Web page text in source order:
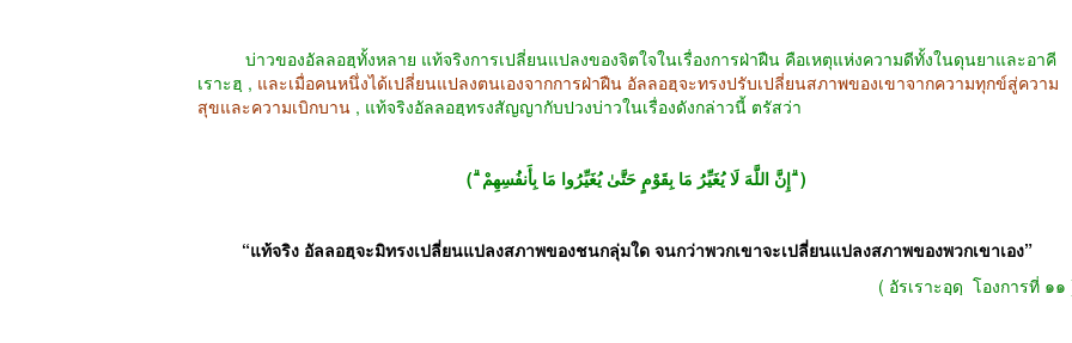
บ่าวของอัลลอฮฺทั้งหลาย แท้จริงการเปลี่ยนแปลงของจิตใจในเรื่องการฝ่าฝืน คือเหตุแห่งความดีทั้งในดุนยาและอาคี
เราะฮฺ , และเมื่อคนหนึ่งได้เปลี่ยนแปลงตนเองจากการฝ่าฝืน อัลลอฮฺจะทรงปรับเปลี่ยนสภาพของเขาจากความทุกข์สู่ความ
สุขและความเบิกบาน , แท้จริงอัลลอฮฺทรงสัญญากับปวงบ่าวในเรื่องดังกล่าวนี้ ตรัสว่า
( ۗ إِنَّ اللَّهَ لَا يُغَيِّرُ مَا بِقَوْمٍ حَتَّىٰ يُغَيِّرُوا مَا بِأَنفُسِهِمْ ۗ )
“แท้จริง อัลลอฮฺจะมิทรงเปลี่ยนแปลงสภาพของชนกลุ่มใด จนกว่าพวกเขาจะเปลี่ยนแปลงสภาพของพวกเขาเอง”
( อัรเราะอฺดฺ โองการที่ ๑๑